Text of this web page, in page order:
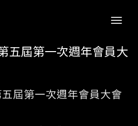
五屆第一次週年會員大
屆第一次週年會員大會